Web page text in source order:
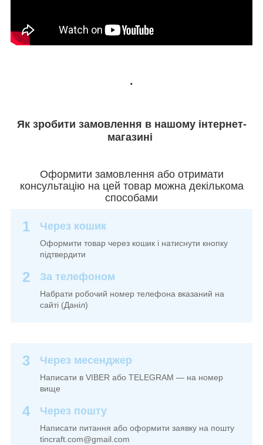
.
Як зробити замовлення в нашому інтернет-
магазині
Оформити замовлення або отримати
консультацію на цей товар можна декількома
способами
1 Через кошик
Оформити товар через кошик і натиснути кнопку
підтвердити
2 За телефоном
Набрати робочий номер телефона вказаний на
сайті (Даніл)
3 Через месенджер
Написати в VIBER або TELEGRAM — на номер
вище
4 Через пошту
Написати питання або оформити заявку на пошту
tincraft.com@gmail.com